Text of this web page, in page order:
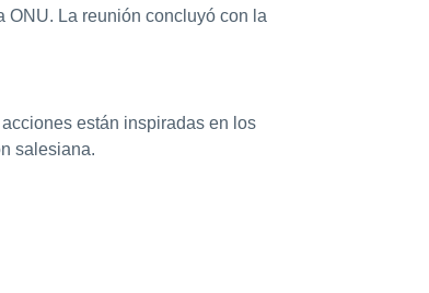
ONU. La reunión concluyó con la
están inspiradas en los
salesiana.